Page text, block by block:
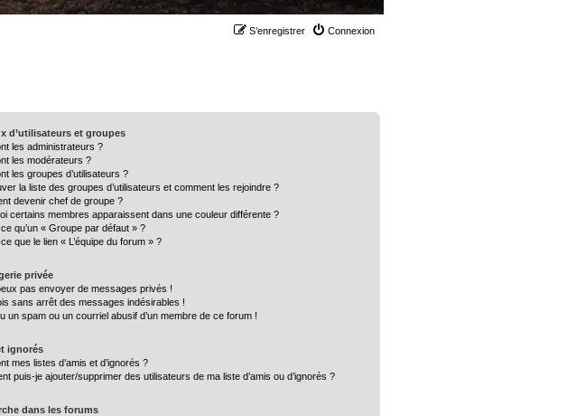
Connexion
S’enregistrer
d’utilisateurs et groupes
les administrateurs ?
les modérateurs ?
les groupes d’utilisateurs ?
la liste des groupes d’utilisateurs et comment les rejoindre ?
devenir chef de groupe ?
certains membres apparaissent dans une couleur différente ?
ce qu’un « Groupe par défaut » ?
que le lien « L’équipe du forum » ?
privée
pas envoyer de messages privés !
sans arrêt des messages indésirables !
un spam ou un courriel abusif d’un membre de ce forum !
ignorés
mes listes d’amis et d’ignorés ?
puis-je ajouter/supprimer des utilisateurs de ma liste d’amis ou d’ignorés ?
dans les forums